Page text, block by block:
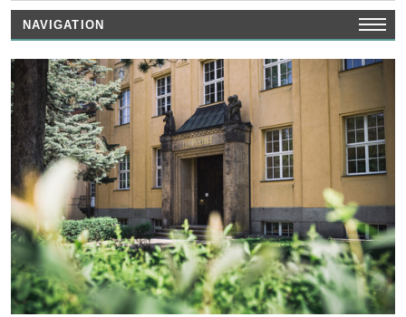
NAVIGATION
AUSGABEN
SCHULNEWS
INTERVIEWS/ REPORTAGEN
REZENSIONEN
KUNST/ KULTUR/ SPRACHEN
SPORT
SHOP